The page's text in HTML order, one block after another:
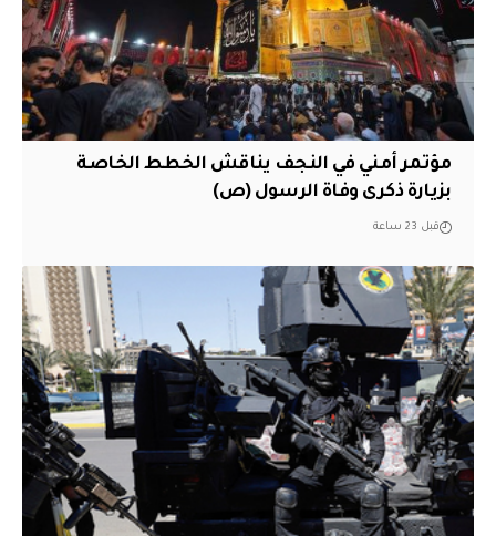
مؤتمر أمني في النجف يناقش الخطط الخاصة
بزيارة ذكرى وفاة الرسول (ص)
قبل 23 ساعة